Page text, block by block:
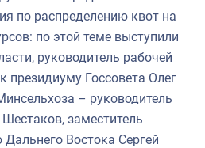
по распределению квот на
по этой теме выступили
руководитель рабочей
президиуму Госсовета Олег
– руководитель
заместитель
Востока Сергей